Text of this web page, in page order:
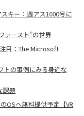
キー：週アス1000号に
ァースト”の世界
目：The Microsoft
トの事例にみる身近な
課題
OSへ無料提供予定【VR